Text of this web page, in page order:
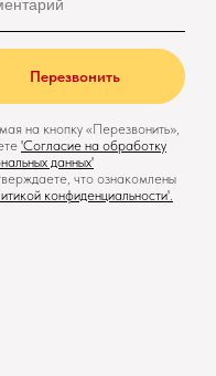
Перезвонить
на кнопку «Перезвонить»,
'Cогласие на обработку
данных'
что ознакомлены
конфиденциальности'.